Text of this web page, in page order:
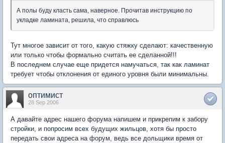
А полы буду класть сама, наверное. Прочитав инструкцию по
укладке ламината, решила, что справлюсь
Тут многое зависит от того, какую стяжку сделают: качественную
или только чтобы формально считать ее сделанной!!!
В последнем случае еще придется намучаться, так как ламинат
требует чтобы отклонения от единого уровня были минимальны.
оптимист
28 Sep 2006
А давайте адрес нашего форума напишем и прикрепим к забору
стройки, и попросим всех будущих жильцов, хотя бы просто
передать свои адреса на форум, ведь все дольщики время от